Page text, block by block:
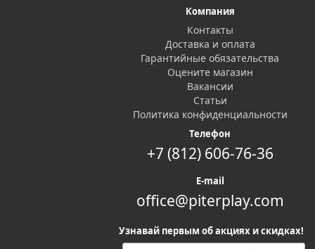
Компания
Контакты
Доставка и оплата
Гарантийные обязательства
Оцените магазин
Вакансии
Статьи
Политика конфиденциальности
Телефон
+7 (812) 606-76-36
E-mail
office@piterplay.com
Узнавай первым об акциях и скидках!